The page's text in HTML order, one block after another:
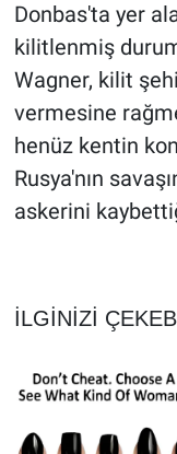
Donbas'ta yer
kilitlenmiş
Wagner, kilit
vermesine
henüz kentin
Rusya'nın
askerini